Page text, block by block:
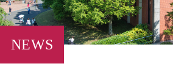
キャリア・就職
NEWS